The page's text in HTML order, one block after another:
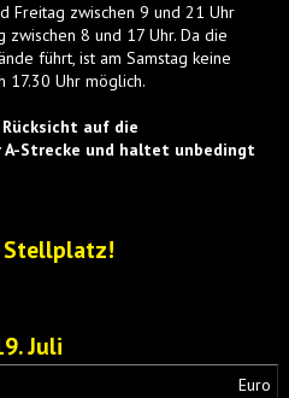
Freitag zwischen 9 und 21 Uhr
8 und 17 Uhr. Da die
führt, ist am Samstag keine
17.30 Uhr möglich.
auf die
Strecke und haltet unbedingt
Stellplatz!
Juli
Euro